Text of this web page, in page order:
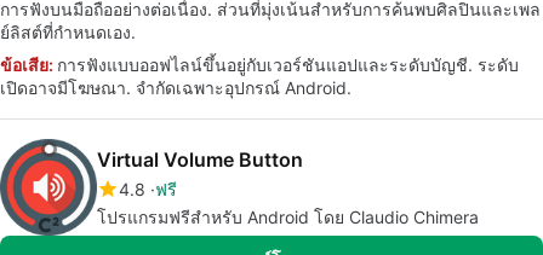
การฟังบนมือถืออย่างต่อเนื่อง. ส่วนที่มุ่งเน้นสำหรับการค้นพบศิลปินและเพล
ย์ลิสต์ที่กำหนดเอง.
ข้อเสีย: การฟังแบบออฟไลน์ขึ้นอยู่กับเวอร์ชันแอปและระดับบัญชี. ระดับ
เปิดอาจมีโฆษณา. จำกัดเฉพาะอุปกรณ์ Android.
Virtual Volume Button
4.8 ฟรี
โปรแกรมฟรีสำหรับ Android โดย Claudio Chimera